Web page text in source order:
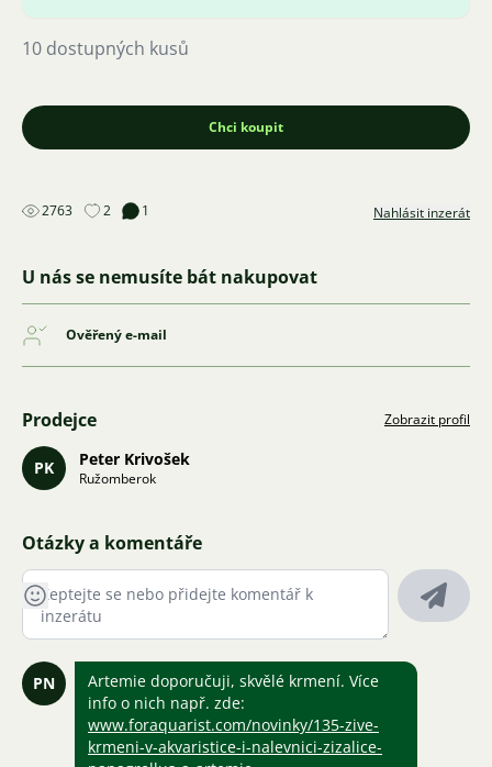
10 dostupných kusů
Chci koupit
2763 2 1 Nahlásit inzerát
U nás se nemusíte bát nakupovat
Ověřený e-mail
Prodejce Zobrazit profil
PK Peter Krivošek
Ružomberok
Otázky a komentáře
PN
Artemie doporučuji, skvělé krmení. Více
info o nich např. zde:
www.foraquarist.com/novinky/135-zive-
krmeni-v-akvaristice-i-nalevnici-zizalice-